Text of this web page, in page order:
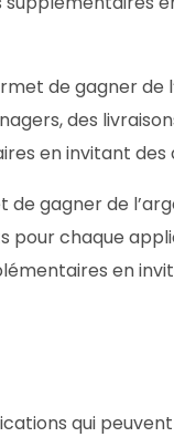
de gagner de
des
en invitant des
gagner de
pour chaque
en
qui